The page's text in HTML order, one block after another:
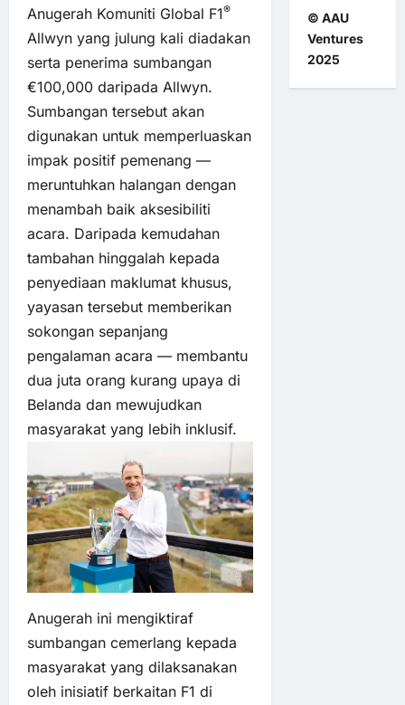
Anugerah Komuniti Global F1®
Allwyn yang julung kali diadakan
serta penerima sumbangan
€100,000 daripada Allwyn.
Sumbangan tersebut akan
digunakan untuk memperluaskan
impak positif pemenang —
meruntuhkan halangan dengan
menambah baik aksesibiliti
acara. Daripada kemudahan
tambahan hinggalah kepada
penyediaan maklumat khusus,
yayasan tersebut memberikan
sokongan sepanjang
pengalaman acara — membantu
dua juta orang kurang upaya di
Belanda dan mewujudkan
masyarakat yang lebih inklusif.
Anugerah ini mengiktiraf
sumbangan cemerlang kepada
masyarakat yang dilaksanakan
oleh inisiatif berkaitan F1 di
© AAU
Ventures
2025